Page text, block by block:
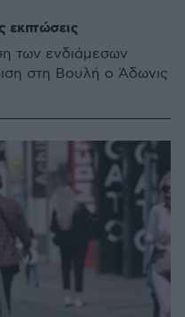
εκπτώσεις
των ενδιάμεσων
στη Βουλή ο Άδωνις